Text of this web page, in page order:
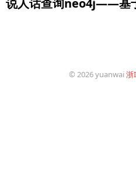
说人话查询neo4j——基
© 2026 yuanwai浙